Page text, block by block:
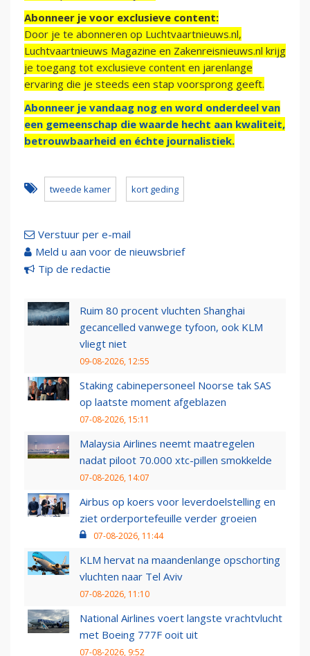
Abonneer je voor exclusieve content:
Door je te abonneren op Luchtvaartnieuws.nl,
Luchtvaartnieuws Magazine en Zakenreisnieuws.nl krijg
je toegang tot exclusieve content en jarenlange
ervaring die je steeds een stap voorsprong geeft.
Abonneer je vandaag nog en word onderdeel van
een gemeenschap die waarde hecht aan kwaliteit,
betrouwbaarheid en échte journalistiek.
tweede kamer kort geding
Verstuur per e-mail
Meld u aan voor de nieuwsbrief
Tip de redactie
Ruim 80 procent vluchten Shanghai
gecancelled vanwege tyfoon, ook KLM
vliegt niet
09-08-2026, 12:55
Staking cabinepersoneel Noorse tak SAS
op laatste moment afgeblazen
07-08-2026, 15:11
Malaysia Airlines neemt maatregelen
nadat piloot 70.000 xtc-pillen smokkelde
07-08-2026, 14:07
Airbus op koers voor leverdoelstelling en
ziet orderportefeuille verder groeien
07-08-2026, 11:44
KLM hervat na maandenlange opschorting
vluchten naar Tel Aviv
07-08-2026, 11:10
National Airlines voert langste vrachtvlucht
met Boeing 777F ooit uit
07-08-2026, 9:52